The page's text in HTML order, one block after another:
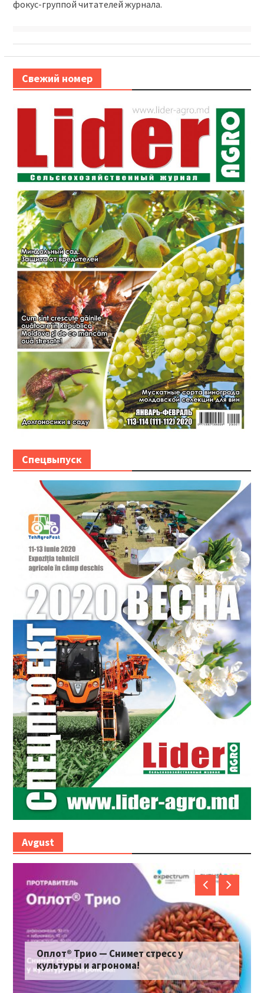
фокус-группой читателей журнала.
Свежий номер
Спецвыпуск
Avgust
Оплот® Трио — Снимет стресс у
культуры и агронома!